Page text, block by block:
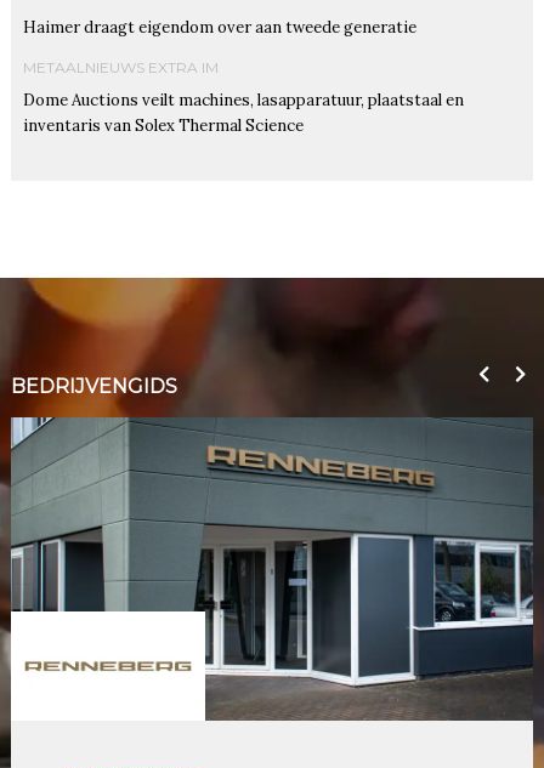
Haimer draagt eigendom over aan tweede generatie
METAALNIEUWS EXTRA IM
Dome Auctions veilt machines, lasapparatuur, plaatstaal en
inventaris van Solex Thermal Science
BEDRIJVENGIDS